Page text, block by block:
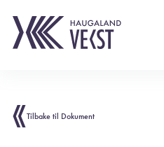
Tilbake til Dokument